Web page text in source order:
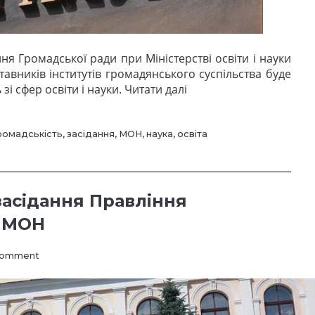
Громадської ради при Міністерстві освіти і науки
інститутів громадянського суспільства буде
сфер освіти і науки. Читати далі
засідання
, засідання, МОН, наука, освіта
Правління
МОН
відбудеться
засідання
Правління